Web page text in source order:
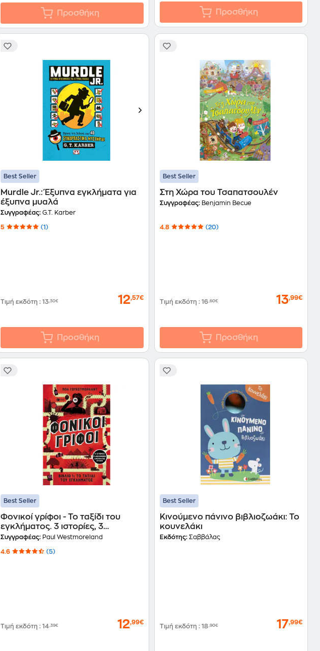
Προσθήκη Προσθήκη
Best Seller
Murdle Jr.: Έξυπνα εγκλήματα για
έξυπνα μυαλά
Συγγραφέας: G.T. Karber
5 (1)
Τιμή εκδότη:13,30€ 12,57€
Προσθήκη
Best Seller
Στη Χώρα του Τσαπατσουλέν
Συγγραφέας:Benjamin Becue
4.8 (20)
Τιμή εκδότη : 16,60€ 13,99€
Προσθήκη
Best Seller
Φονικοί γρίφοι - Το ταξίδι του
εγκλήματος. 3 ιστορίες, 3
δολοφόνοι, αμέτρητες λύσεις
Συγγραφέας: Paul Westmoreland
4.6 (5)
Τιμή εκδότη:14,39€ 12,99€
Best Seller
Κινούμενο πάνινο βιβλιοζωάκι: Το
κουνελάκι
Εκδότης:Σαββάλας
Τιμή εκδότη : 18,90€ 17,99€